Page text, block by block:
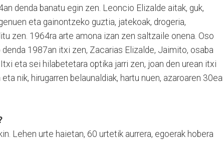
denda banatu egin zen. Leoncio Elizalde aitak, guk,
eta gainontzeko guztia, jatekoak, drogeria,
zen. 1964ra arte amona izan zen saltzaile onena. Oso
1987an itxi zen, Zacarias Elizalde, Jaimito, osaba
eta sei hilabetetara optika jarri zen, joan den urean itxi
nik, hirugarren belaunaldiak, hartu nuen, azaroaren
Lehen urte haietan, 60 urtetik aurrera, egoerak hobera